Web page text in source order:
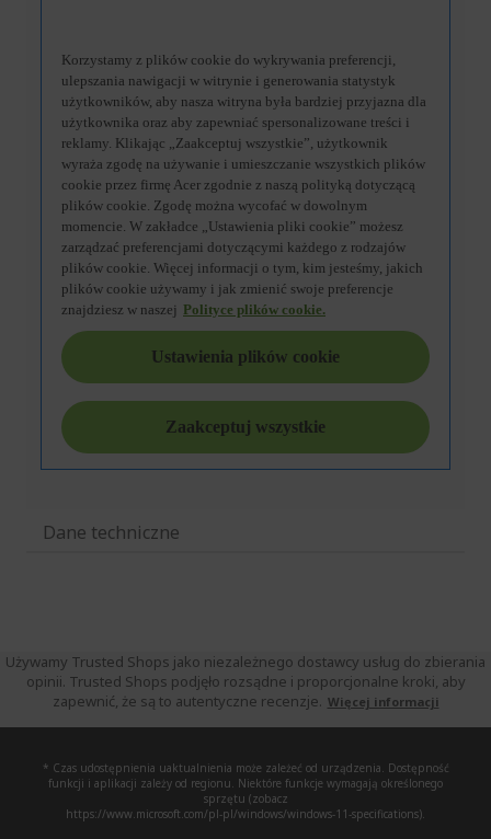
Dane techniczne
Używamy Trusted Shops jako niezależnego dostawcy usług do zbierania
opinii. Trusted Shops podjęło rozsądne i proporcjonalne kroki, aby
zapewnić, że są to autentyczne recenzje. Więcej informacji
* Czas udostępnienia uaktualnienia może zależeć od urządzenia. Dostępność
funkcji i aplikacji zależy od regionu. Niektóre funkcje wymagają określonego
sprzętu (zobacz
https://www.microsoft.com/pl-pl/windows/windows-11-specifications).